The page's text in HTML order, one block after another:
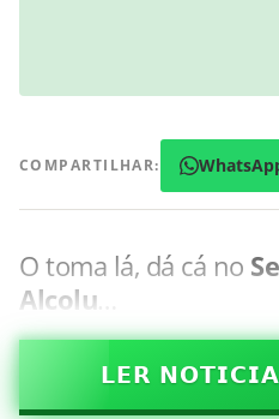
COMPARTILHAR:
O toma lá, dá cá no
Alcolu
𝗟𝗘𝗥